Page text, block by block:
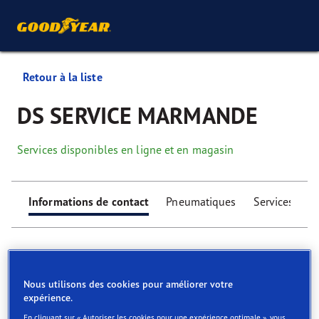
Retour à la liste
DS SERVICE MARMANDE
Services disponibles en ligne et en magasin
Informations de contact Pneumatiques Services
Find your tyres
Nous utilisons des cookies pour améliorer votre
expérience.